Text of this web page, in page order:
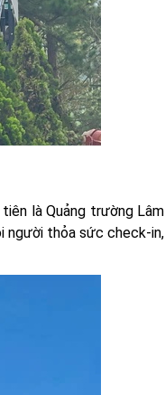
là Quảng trường Lâm
người thỏa sức check-in,